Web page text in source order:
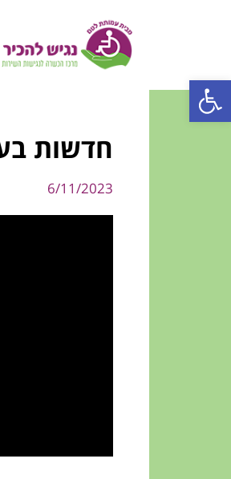
פתח סרגל נגישות
חדשות בעברית
6/11/2023